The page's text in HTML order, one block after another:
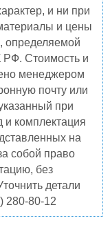
и ни при
и цены
определяемой
РФ. Стоимость и
менеджером
почту или
при
комплектация
на
собой право
без
детали
280-80-12